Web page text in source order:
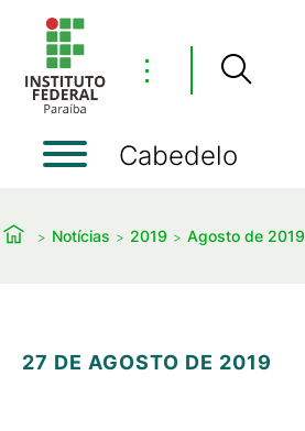
⋮
Cabedelo
Notícias 2019 Agosto de 2019
27 DE AGOSTO DE 2019